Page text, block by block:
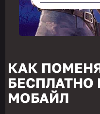
КАК
БЕСПЛАТНО
МОБАЙЛ